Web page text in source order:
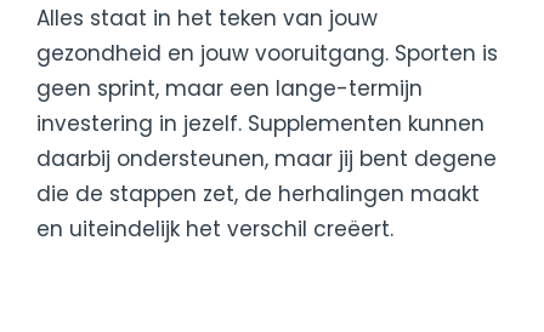
Alles staat in het teken van jouw
gezondheid en jouw vooruitgang. Sporten is
geen sprint, maar een lange-termijn
investering in jezelf. Supplementen kunnen
daarbij ondersteunen, maar jij bent degene
die de stappen zet, de herhalingen maakt
en uiteindelijk het verschil creëert.